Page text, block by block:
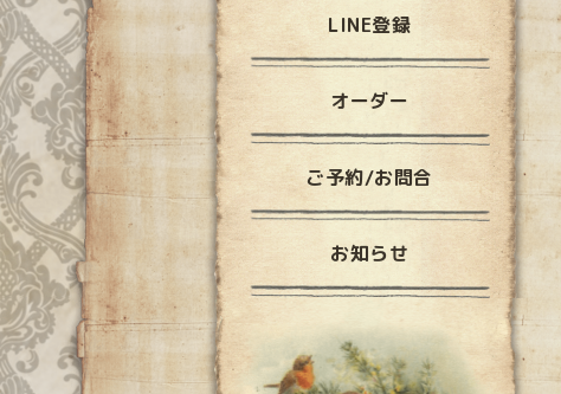
LINE登録
オーダー
ご予約/お問合
お知らせ